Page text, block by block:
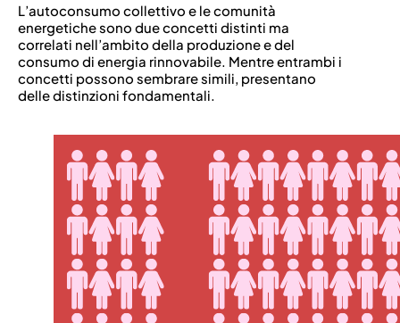
L’autoconsumo collettivo e le comunità
energetiche sono due concetti distinti ma
correlati nell’ambito della produzione e del
consumo di energia rinnovabile. Mentre entrambi i
concetti possono sembrare simili, presentano
delle distinzioni fondamentali.